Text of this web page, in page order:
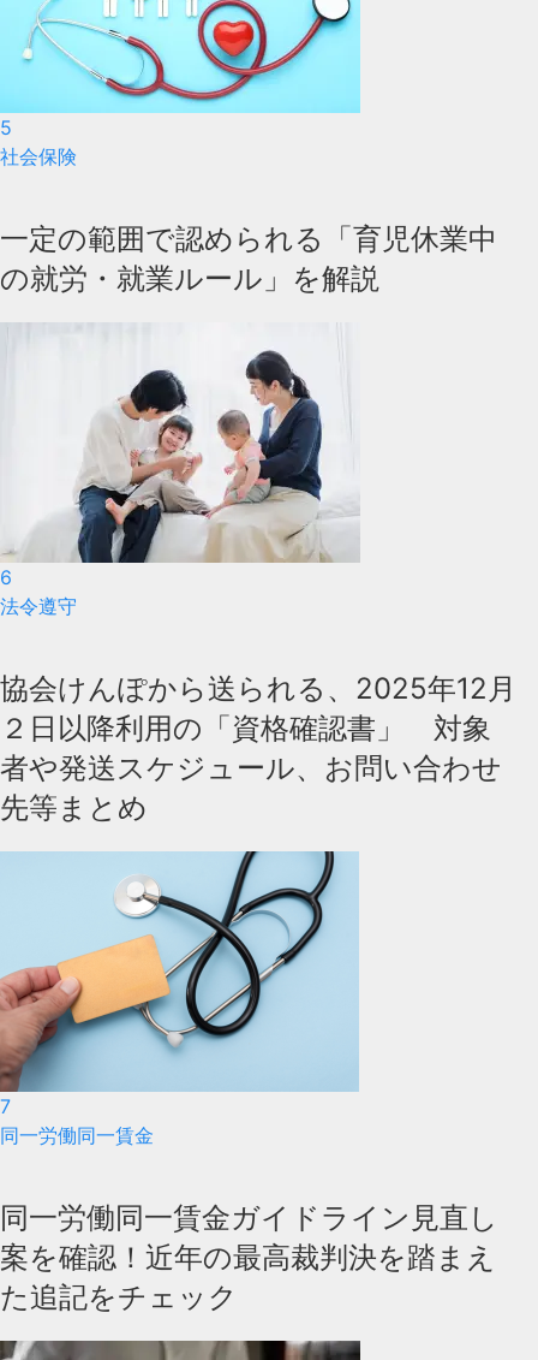
5
社会保険
一定の範囲で認められる「育児休業中
の就労・就業ルール」を解説
6
法令遵守
協会けんぽから送られる、2025年12月
２日以降利用の「資格確認書」 対象
者や発送スケジュール、お問い合わせ
先等まとめ
7
同一労働同一賃金
同一労働同一賃金ガイドライン見直し
案を確認！近年の最高裁判決を踏まえ
た追記をチェック